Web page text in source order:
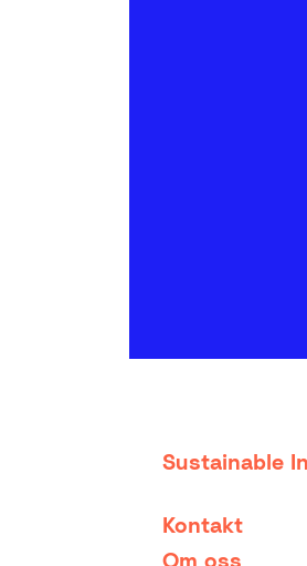
Sustainable
Kontakt
Om oss